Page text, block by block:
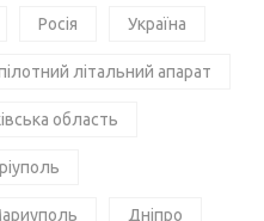
Росія Україна
літальний апарат
область
Дніпро